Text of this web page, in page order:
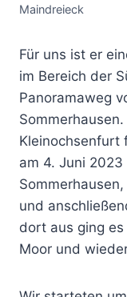
Maindreieck
Für uns ist er
im Bereich der
Panoramaweg
Kleinochsenfurt
am 4. Juni
und
dort aus ging
Moor und